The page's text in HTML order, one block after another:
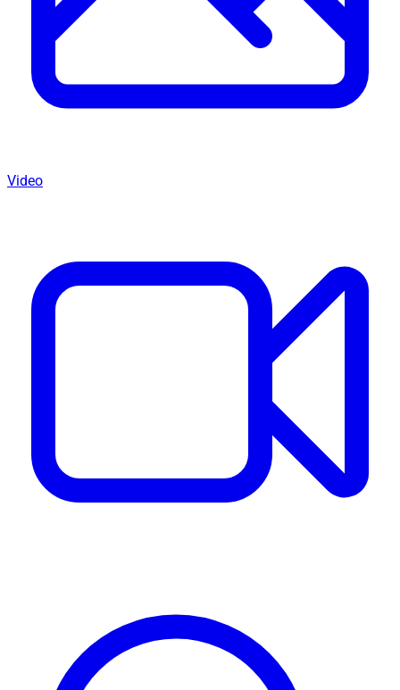
Video